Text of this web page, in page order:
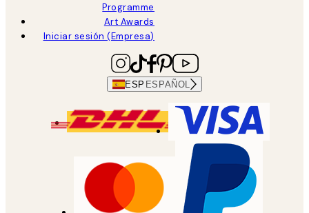
Programme
Art Awards
Iniciar sesión (Empresa)
ESP ESPAÑOL